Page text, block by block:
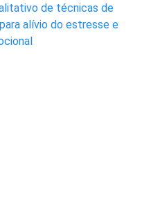
de técnicas de
alívio do estresse e